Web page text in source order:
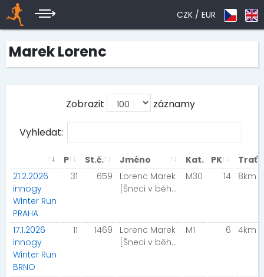
CZK / EUR
Marek Lorenc
Zobrazit záznamy
Vyhledat:
P St.č. Jméno Kat. PK
Trať
21.2.2026
innogy
Winter Run
PRAHA
31 659
Lorenc Marek
[Šneci v běhu]
M30 14 8km
17.1.2026
innogy
Winter Run
BRNO
11 1469
Lorenc Marek
[Šneci v běhu]
M1 6 4km